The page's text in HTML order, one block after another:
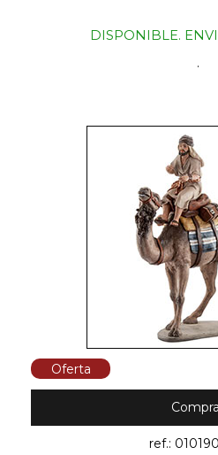
DISPONIBLE.
.
Oferta
ref.: